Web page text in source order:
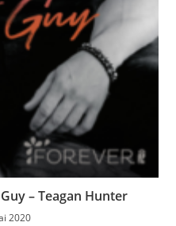
– Teagan Hunter
2020